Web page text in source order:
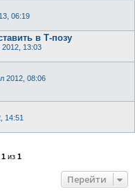
06:19
в Т-позу
2012, 13:03
2012, 08:06
14:51
1из 1
Перейти